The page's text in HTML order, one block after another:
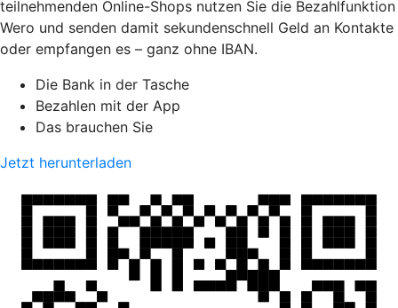
teilnehmenden Online-Shops nutzen Sie die Bezahlfunktion
Wero und senden damit sekundenschnell Geld an Kontakte
oder empfangen es – ganz ohne IBAN.
Die Bank in der Tasche
Bezahlen mit der App
Das brauchen Sie
Jetzt herunterladen